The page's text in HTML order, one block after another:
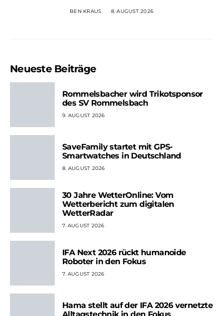
BEN KRAUS 8. AUGUST 2026
Neueste Beiträge
Rommelsbacher wird Trikotsponsor
des SV Rommelsbach
9. AUGUST 2026
SaveFamily startet mit GPS-
Smartwatches in Deutschland
8. AUGUST 2026
30 Jahre WetterOnline: Vom
Wetterbericht zum digitalen
WetterRadar
7. AUGUST 2026
IFA Next 2026 rückt humanoide
Roboter in den Fokus
7. AUGUST 2026
Hama stellt auf der IFA 2026 vernetzte